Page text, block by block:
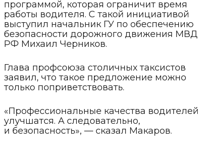
программой, которая ограничит время
работы водителя. С такой инициативой
выступил начальник ГУ по обеспечению
безопасности дорожного движения МВД
РФ Михаил Черников.
Глава профсоюза столичных таксистов
заявил, что такое предложение можно
только поприветствовать.
«Профессиональные качества водителей
улучшатся. А следовательно,
и безопасность», — сказал Макаров.